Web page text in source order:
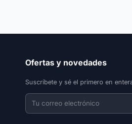
Ofertas y novedades
Suscríbete y sé el primero en